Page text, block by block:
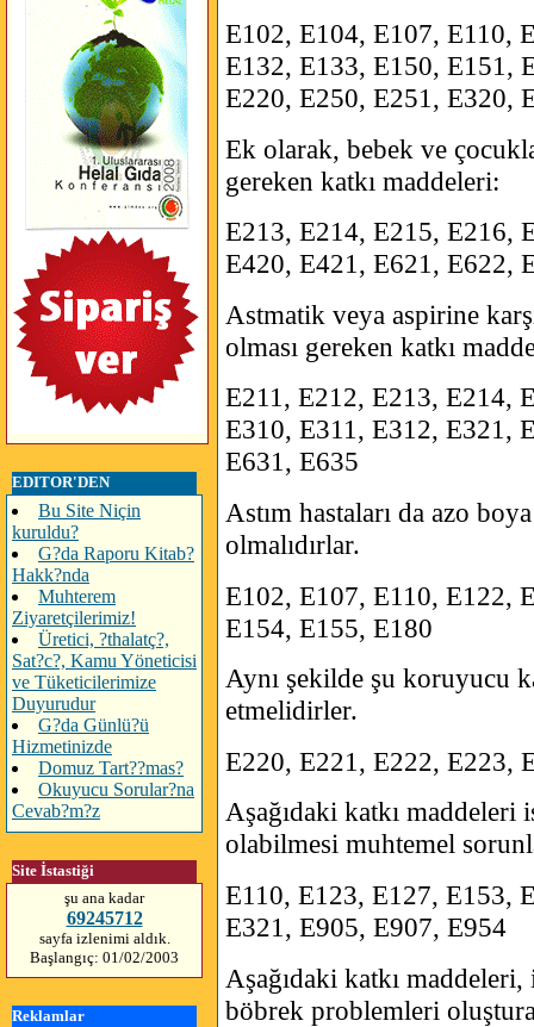
EDITOR'DEN
Bu Site Niçin
kuruldu?
G?da Raporu Kitab?
Hakk?nda
Muhterem
Ziyaretçilerimiz!
Üretici, ?thalatç?,
Sat?c?, Kamu Yöneticisi
ve Tüketicilerimize
Duyurudur
G?da Günlü?ü
Hizmetinizde
Domuz Tart??mas?
Okuyucu Sorular?na
Cevab?m?z
Site İstastiği
şu ana kadar
69245712
sayfa izlenimi aldık.
Başlangıç: 01/02/2003
Reklamlar
E102, E104, E107, E110,
E132, E133, E150, E151,
E220, E250, E251, E320,
Ek olarak, bebek ve
gereken katkı maddeleri:
E213, E214, E215, E216,
E420, E421, E621, E622,
Astmatik veya aspirine
olması gereken katkı
E211, E212, E213, E214,
E310, E311, E312, E321,
E631, E635
Astım hastaları da azo
olmalıdırlar.
E102, E107, E110, E122,
E154, E155, E180
Aynı şekilde şu koruyucu
etmelidirler.
E220, E221, E222, E223,
Aşağıdaki katkı maddeleri
olabilmesi muhtemel
E110, E123, E127, E153,
E321, E905, E907, E954
Aşağıdaki katkı
böbrek problemleri